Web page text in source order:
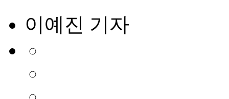
이예진 기자